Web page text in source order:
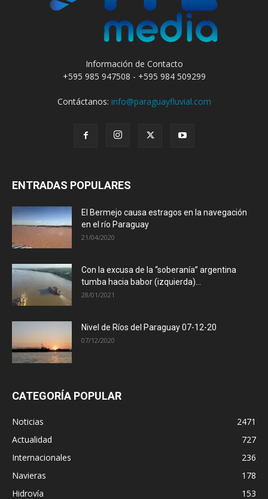
Información de Contacto
+595 985 947508 - +595 984 509299
Contáctanos: info@paraguayfluvial.com
ENTRADAS POPULARES
El Bermejo causa estragos en la navegación
en el río Paraguay
21/04/2020
Con la excusa de la “soberanía” argentina
tumba hacia babor (izquierda)...
28/01/2021
Nivel de Ríos del Paraguay 07-12-20
07/12/2020
CATEGORÍA POPULAR
Noticias
2471
Actualidad
727
Internacionales
236
Navieras
178
Hidrovía
153